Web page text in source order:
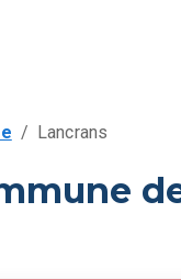
/ Lancrans